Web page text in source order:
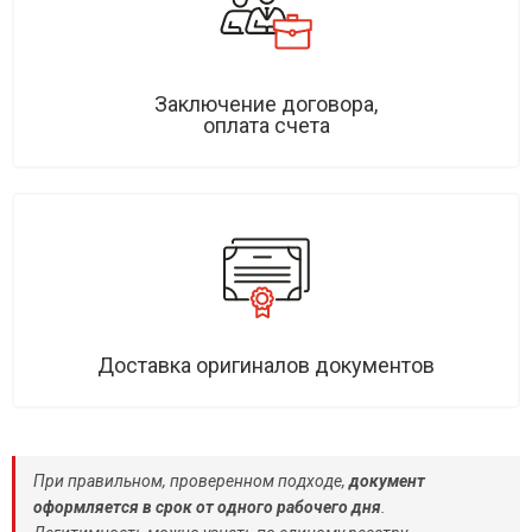
Заключение договора,
оплата счета
Доставка оригиналов документов
При правильном, проверенном подходе,документ
оформляется в срок от одного рабочего дня